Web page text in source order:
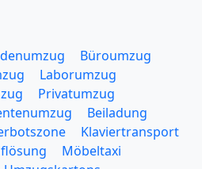
Büroumzug
Laborumzug
Privatumzug
Beiladung
Klaviertransport
Möbeltaxi